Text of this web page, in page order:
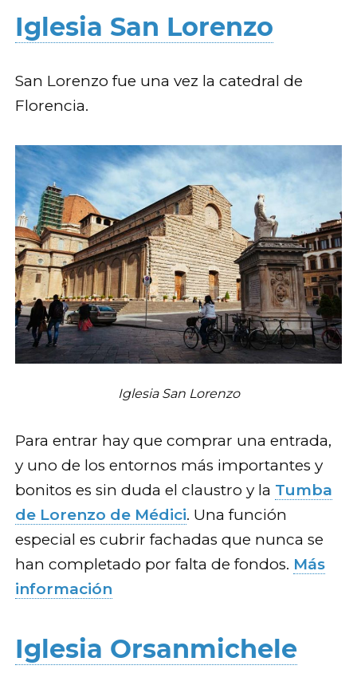
Iglesia San Lorenzo
San Lorenzo fue una vez la catedral de
Florencia.
Iglesia San Lorenzo
Para entrar hay que comprar una entrada,
y uno de los entornos más importantes y
bonitos es sin duda el claustro y la Tumba
de Lorenzo de Médici. Una función
especial es cubrir fachadas que nunca se
han completado por falta de fondos. Más
información
Iglesia Orsanmichele